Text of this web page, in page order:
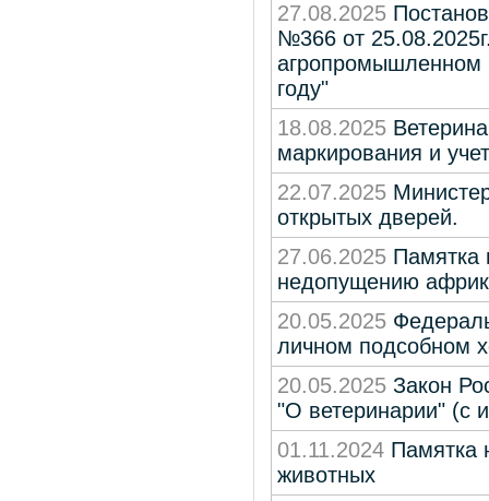
27.08.2025
№366 от
агропромышленном
году"
18.08.2025
маркирования и
22.07.2025
открытых дверей.
27.06.2025 Памятка
недопущению
20.05.2025
личном подсобном
20.05.2025 Закон
"О ветеринарии" (с
01.11.2024 Памятка
животных